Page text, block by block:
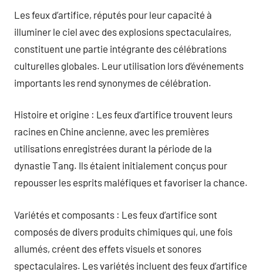
Les feux d’artifice, réputés pour leur capacité à
illuminer le ciel avec des explosions spectaculaires,
constituent une partie intégrante des célébrations
culturelles globales. Leur utilisation lors d’événements
importants les rend synonymes de célébration.
Histoire et origine : Les feux d’artifice trouvent leurs
racines en Chine ancienne, avec les premières
utilisations enregistrées durant la période de la
dynastie Tang. Ils étaient initialement conçus pour
repousser les esprits maléfiques et favoriser la chance.
Variétés et composants : Les feux d’artifice sont
composés de divers produits chimiques qui, une fois
allumés, créent des effets visuels et sonores
spectaculaires. Les variétés incluent des feux d’artifice